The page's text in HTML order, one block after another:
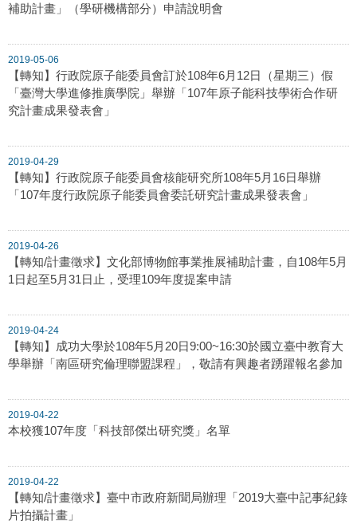
補助計畫」（學研機構部分）申請說明會
2019-05-06
【轉知】行政院原子能委員會訂於108年6月12日（星期三）假
「臺灣大學進修推廣學院」舉辦「107年原子能科技學術合作研
究計畫成果發表會」
2019-04-29
【轉知】行政院原子能委員會核能研究所108年5月16日舉辦
「107年度行政院原子能委員會委託研究計畫成果發表會」
2019-04-26
【轉知/計畫徵求】文化部博物館事業推展補助計畫，自108年5月
1日起至5月31日止，受理109年度提案申請
2019-04-24
【轉知】成功大學於108年5月20日9:00~16:30於國立臺中教育大
學舉辦「南區研究倫理聯盟課程」，敬請有興趣者踴躍報名參加
2019-04-22
本校獲107年度「科技部傑出研究獎」名單
2019-04-22
【轉知/計畫徵求】臺中市政府新聞局辦理「2019大臺中記事紀錄
片拍攝計畫」